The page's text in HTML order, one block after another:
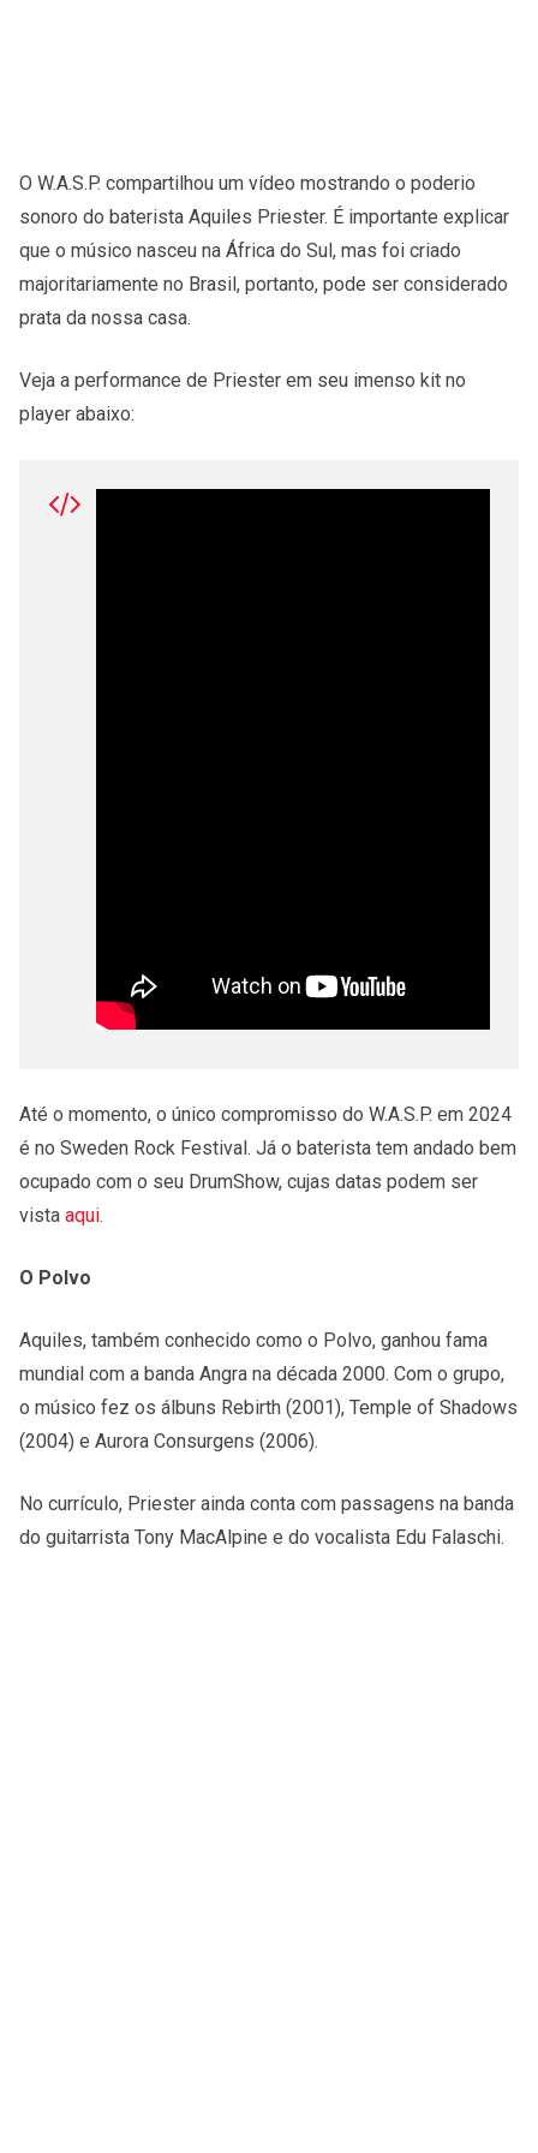
O W.A.S.P. compartilhou um vídeo mostrando o poderio
sonoro do baterista Aquiles Priester. É importante explicar
que o músico nasceu na África do Sul, mas foi criado
majoritariamente no Brasil, portanto, pode ser considerado
prata da nossa casa.
Veja a performance de Priester em seu imenso kit no
player abaixo:
Até o momento, o único compromisso do W.A.S.P. em 2024
é no Sweden Rock Festival. Já o baterista tem andado bem
ocupado com o seu DrumShow, cujas datas podem ser
vista aqui.
O Polvo
Aquiles, também conhecido como o Polvo, ganhou fama
mundial com a banda Angra na década 2000. Com o grupo,
o músico fez os álbuns Rebirth (2001), Temple of Shadows
(2004) e Aurora Consurgens (2006).
No currículo, Priester ainda conta com passagens na banda
do guitarrista Tony MacAlpine e do vocalista Edu Falaschi.